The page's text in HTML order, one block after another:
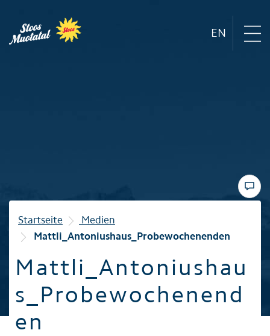
EN
Winter
Familie
Startseite
Medien
Mattli_Antoniushaus_Probewochenenden
Mattli_Antoniushau
s_Probewochenend
en